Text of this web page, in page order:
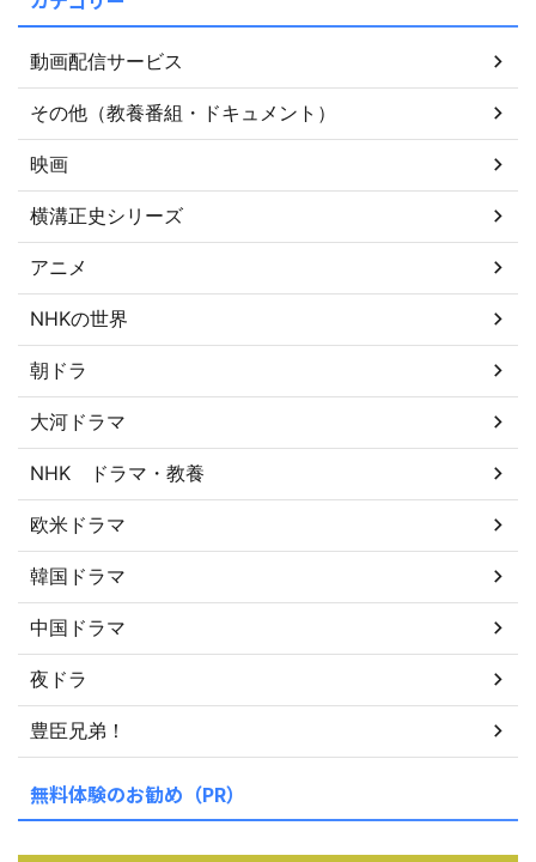
動画配信サービス
その他（教養番組・ドキュメント）
映画
横溝正史シリーズ
アニメ
NHKの世界
朝ドラ
大河ドラマ
NHK ドラマ・教養
欧米ドラマ
韓国ドラマ
中国ドラマ
夜ドラ
豊臣兄弟！
無料体験のお勧め（PR）